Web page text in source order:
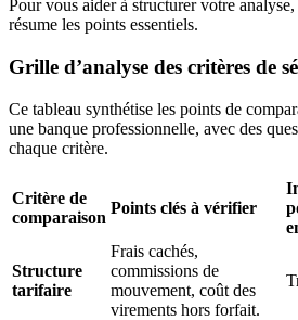
Pour vous aider à structurer votre
résume les points essentiels.
Grille d’analyse des critères de
Ce tableau synthétise les points de
une banque professionnelle, avec des
chaque critère.
Critère de
comparaison
Points clés à vérifier
Structure
tarifaire
Frais cachés,
commissions de
mouvement, coût des
virements hors forfait.